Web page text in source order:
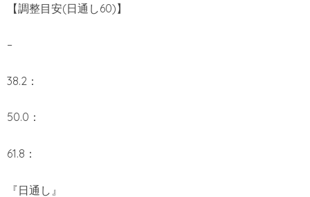
【調整目安(日通し60)】
–
38.2：
50.0：
61.8：
『日通し』